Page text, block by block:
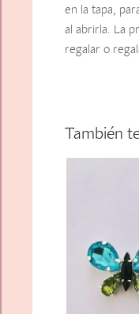
en la tapa,
al abrirla. La
regalar o
También